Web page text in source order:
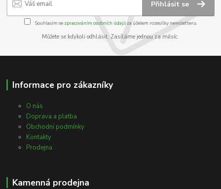
Přihlásit se
Souhlasím se zpracováním osobních údajůza účelem rozesílky newsletteru.
Můžete se kdykoli odhlásit. Zasíláme jednou za měsíc.
Informace pro zákazníky
O nás
Doprava a platba
Obchodní podmínky
Kontakty
Prodejna
Kamenná prodejna